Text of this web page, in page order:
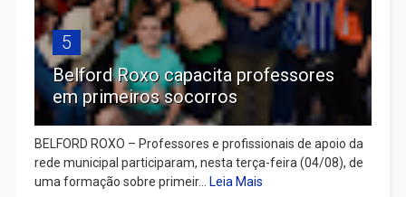
5
Belford Roxo capacita professores
em primeiros socorros
BELFORD ROXO – Professores e profissionais de apoio da
rede municipal participaram, nesta terça-feira (04/08), de
uma formação sobre primeir...
Leia Mais